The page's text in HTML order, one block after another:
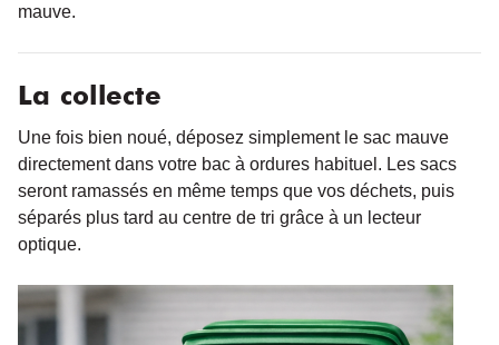
mauve.
La collecte
Une fois bien noué, déposez simplement le sac mauve
directement dans votre bac à ordures habituel. Les sacs
seront ramassés en même temps que vos déchets, puis
séparés plus tard au centre de tri grâce à un lecteur
optique.